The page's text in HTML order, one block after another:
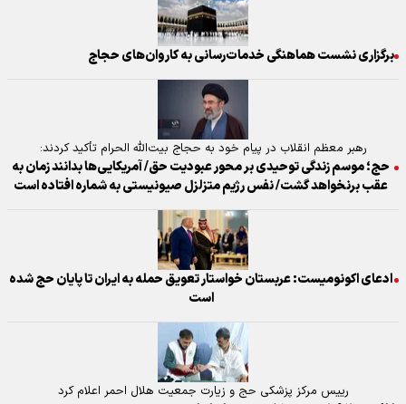
برگزاری نشست هماهنگی خدمات‌رسانی به کاروان‌های حجاج
رهبر معظم انقلاب در پیام خود به حجاج بیت‌الله الحرام تأکید کردند:
حج؛ موسم زندگی توحیدی بر محور عبودیت حق/ آمریکایی‌ها بدانند زمان به
عقب برنخواهد گشت/ نفس رژیم متزلزل صیونیستی به شماره افتاده است
ادعای اکونومیست: عربستان خواستار تعویق حمله به ایران تا پایان حج شده
است
رییس مرکز پزشکی حج و زیارت جمعیت هلال احمر اعلام کرد